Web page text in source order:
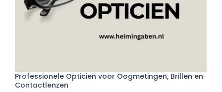
Professionele Opticien voor Oogmetingen, Brillen en
Contactlenzen